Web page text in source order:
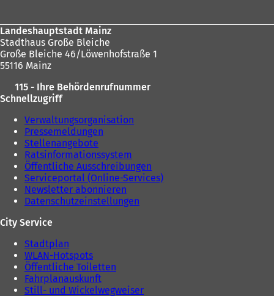
Landeshauptstadt Mainz
Stadthaus Große Bleiche
Große Bleiche 46/Löwenhofstraße 1
55116 Mainz
115 - Ihre Behördenrufnummer
Schnellzugriff
Verwaltungsorganisation
Pressemeldungen
Stellenangebote
Ratsinformationssystem
Öffentliche Ausschreibungen
Serviceportal (Online-Services)
Newsletter abonnieren
Datenschutzeinstellungen
City Service
Stadtplan
WLAN-Hotspots
Öffentliche Toiletten
Fahrplanauskunft
Still- und Wickelwegweiser